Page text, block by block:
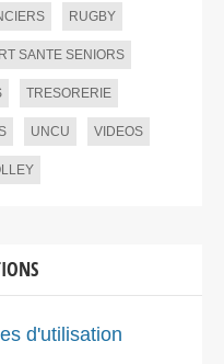
RUGBY
SANTE SENIORS
TRESORERIE
UNCU VIDEOS
d'utilisation